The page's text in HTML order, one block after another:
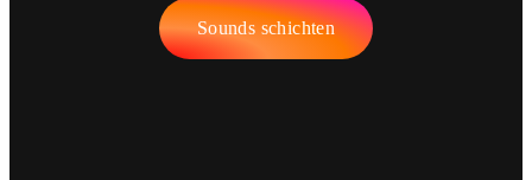
Sounds schichten